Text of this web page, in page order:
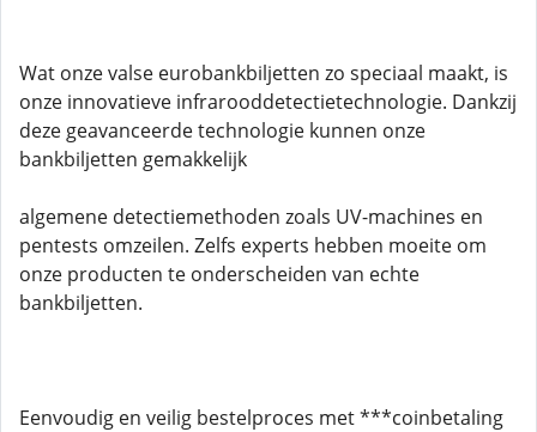
Wat onze valse eurobankbiljetten zo speciaal maakt, is
onze innovatieve infrarooddetectietechnologie. Dankzij
deze geavanceerde technologie kunnen onze
bankbiljetten gemakkelijk
algemene detectiemethoden zoals UV-machines en
pentests omzeilen. Zelfs experts hebben moeite om
onze producten te onderscheiden van echte
bankbiljetten.
Eenvoudig en veilig bestelproces met ***coinbetaling